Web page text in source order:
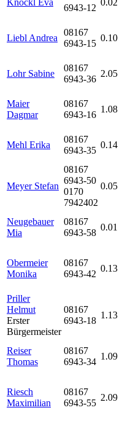
Knöckl Eva
6943-12
0.02
Liebl Andrea
08167
6943-15
0.10
Lohr Sabine
08167
6943-36
2.05
Maier
Dagmar
08167
6943-16
1.08
Mehl Erika
08167
6943-35
0.14
Meyer Stefan
08167
6943-50
0170
7942402
0.05
Neugebauer
Mia
08167
6943-58
0.01
Obermeier
Monika
08167
6943-42
0.13
Priller
Helmut
Erster
Bürgermeister
08167
6943-18
1.13
Reiser
Thomas
08167
6943-34
1.09
Riesch
Maximilian
08167
6943-55
2.09